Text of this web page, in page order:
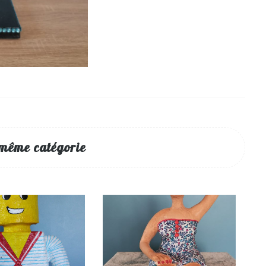
catégorie